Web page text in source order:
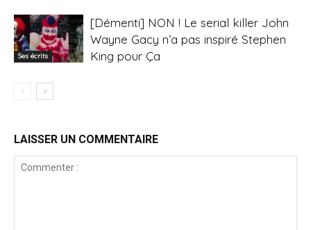
Ses écrits
[Démenti] NON ! Le serial killer John
Wayne Gacy n’a pas inspiré Stephen
King pour Ça
LAISSER UN COMMENTAIRE